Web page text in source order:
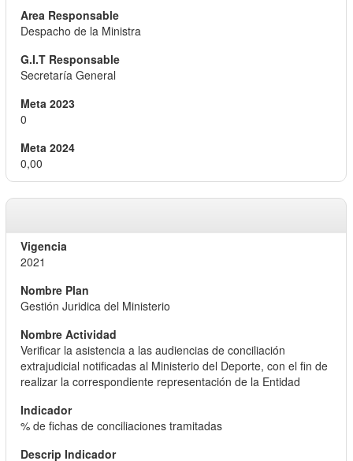
Despacho de la Ministra
Secretaría General
0
0,00
2021
Gestión Juridica del Ministerio
Verificar la asistencia a las audiencias de conciliación
extrajudicial notificadas al Ministerio del Deporte, con el fin de
realizar la correspondiente representación de la Entidad
% de fichas de conciliaciones tramitadas